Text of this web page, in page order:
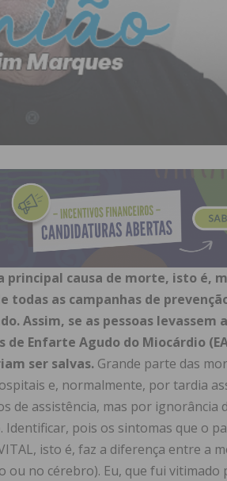
prin­cipal causa de morte, isto é,
todas as campanhas de
Assim, se as pessoas levassem
Enfarte Agudo do Miocárdio
ser salvas. Grande parte das
e, normalmente, por tardia
de assistência, mas por ignorância
pois os sintomas que o
isto é, faz a diferença entre a
ou no cérebro). Eu, que fui vitimado